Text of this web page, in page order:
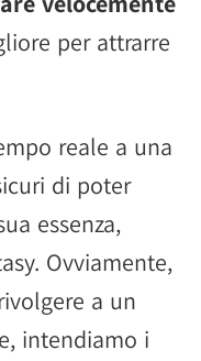
per attrarre
reale a una
di poter
essenza,
Ovviamente,
a un
intendiamo i